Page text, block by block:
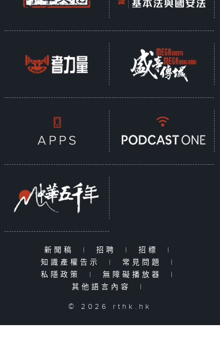
新聞稿 | 招聘 | 招標
|
知識產權告示
| 常見問題
|
私隱政策
| 無障礙播放器
|
其他語言內容
|
© 2026 rthk.hk